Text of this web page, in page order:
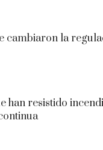
cambiaron la
han resistido